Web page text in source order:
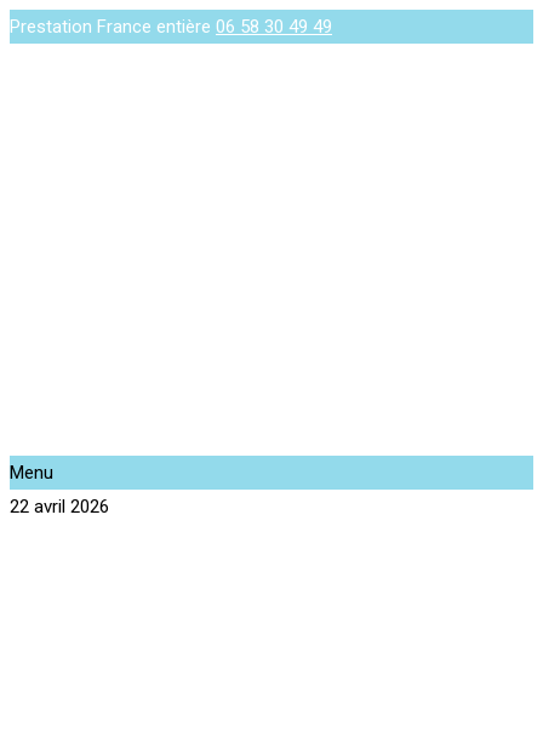
Prestation France entière 06 58 30 49 49
Menu
22 avril 2026